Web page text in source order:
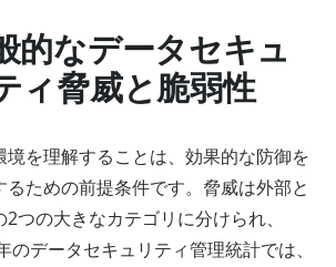
的なデータセキュ
ィ脅威と脆弱性
境を理解することは、効果的な防御を
るための前提条件です。脅威は外部と
2つの大きなカテゴリに分けられ、
のデータセキュリティ管理統計では、